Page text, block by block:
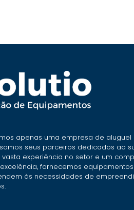
apenas uma empresa de
seus parceiros dedicados ao
experiência no setor e um
fornecemos
às necessidades de